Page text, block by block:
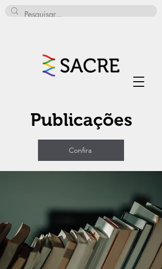
Publicações
Confira